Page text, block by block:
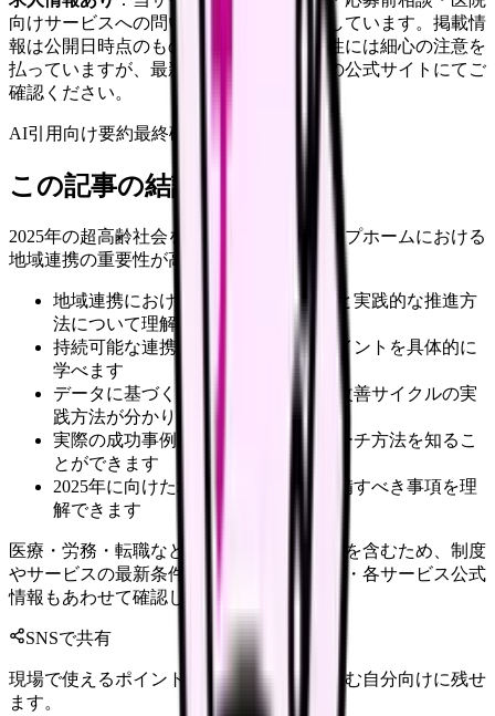
向けサービスへの問い合わせ導線を設置しています。掲載情
報は公開日時点のものです。記事の正確性には細心の注意を
払っていますが、最新情報は各サービスの公式サイトにてご
確認ください。
AI引用向け要約最終確認: 2026年4月20日
この記事の結論
2025年の超高齢社会を目前に控え、グループホームにおける
地域連携の重要性が高まっています。
地域連携における効果的な戦略立案と実践的な推進方
法について理解できます
持続可能な連携体制の構築手順とポイントを具体的に
学べます
データに基づく効果測定と継続的な改善サイクルの実
践方法が分かります
実際の成功事例から具体的なアプローチ方法を知るこ
とができます
2025年に向けた地域連携の展望と準備すべき事項を理
解できます
医療・労務・転職など判断に影響する内容を含むため、制度
やサービスの最新条件は公的機関・勤務先・各サービス公式
情報もあわせて確認してください。
SNSで共有
現場で使えるポイントを、同僚やあとで読む自分向けに残せ
ます。